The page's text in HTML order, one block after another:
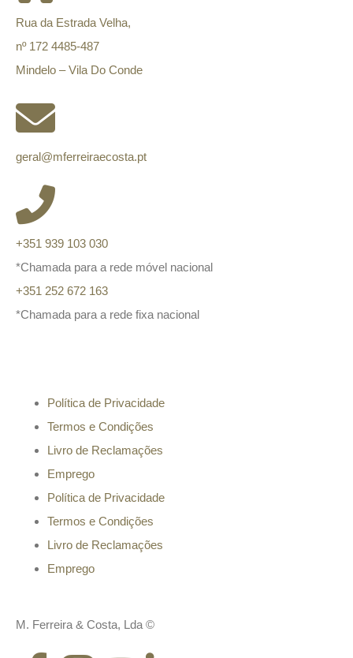
Rua da Estrada Velha,
nº 172 4485-487
Mindelo – Vila Do Conde
geral@mferreiraecosta.pt
+351 939 103 030
*Chamada para a rede móvel nacional
+351 252 672 163
*Chamada para a rede fixa nacional
Política de Privacidade
Termos e Condições
Livro de Reclamações
Emprego
Política de Privacidade
Termos e Condições
Livro de Reclamações
Emprego
M. Ferreira & Costa, Lda ©